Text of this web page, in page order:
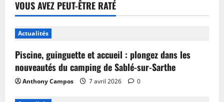
VOUS AVEZ PEUT-ÊTRE RATÉ
Actualités
Piscine, guinguette et accueil : plongez dans les
nouveautés du camping de Sablé-sur-Sarthe
Anthony Campos 7 avril 2026 0